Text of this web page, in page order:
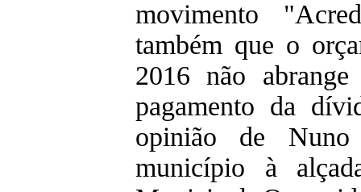
movimento
também que o
2016 não
pagamento da
opinião de
município à